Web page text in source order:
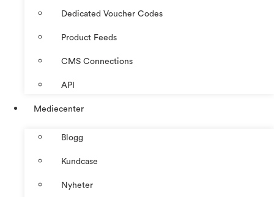
Dedicated Voucher Codes
Product Feeds
CMS Connections
API
Mediecenter
Blogg
Kundcase
Nyheter